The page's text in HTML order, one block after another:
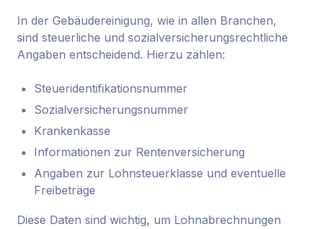
In der Gebäudereinigung, wie in allen Branchen,
sind steuerliche und sozialversicherungsrechtliche
Angaben entscheidend. Hierzu zählen:
Steueridentifikationsnummer
Sozialversicherungsnummer
Krankenkasse
Informationen zur Rentenversicherung
Angaben zur Lohnsteuerklasse und eventuelle
Freibeträge
Diese Daten sind wichtig, um Lohnabrechnungen